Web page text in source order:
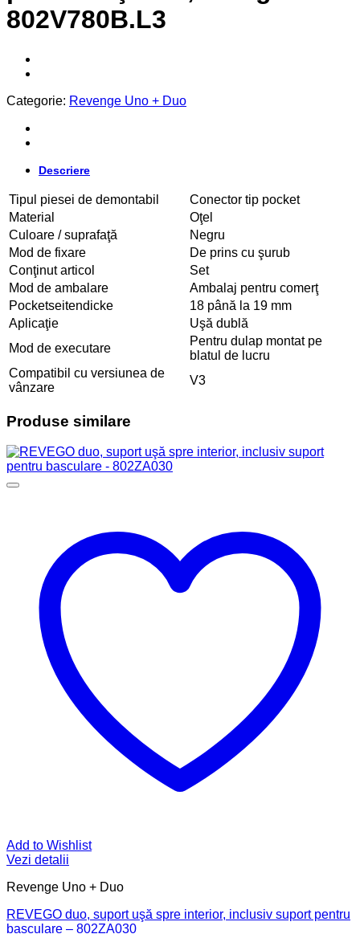
802V780B.L3
Categorie: Revenge Uno + Duo
Descriere
Tipul piesei de demontabil
Conector tip pocket
Material
Oţel
Culoare / suprafaţă
Negru
Mod de fixare
De prins cu şurub
Conţinut articol
Set
Mod de ambalare
Ambalaj pentru comerţ
Pocketseitendicke
18 până la 19 mm
Aplicaţie
Uşă dublă
Mod de executare
Pentru dulap montat pe
blatul de lucru
Compatibil cu versiunea de
vânzare
V3
Produse similare
Add to Wishlist
Vezi detalii
Revenge Uno + Duo
REVEGO duo, suport uşă spre interior, inclusiv suport pentru
basculare – 802ZA030